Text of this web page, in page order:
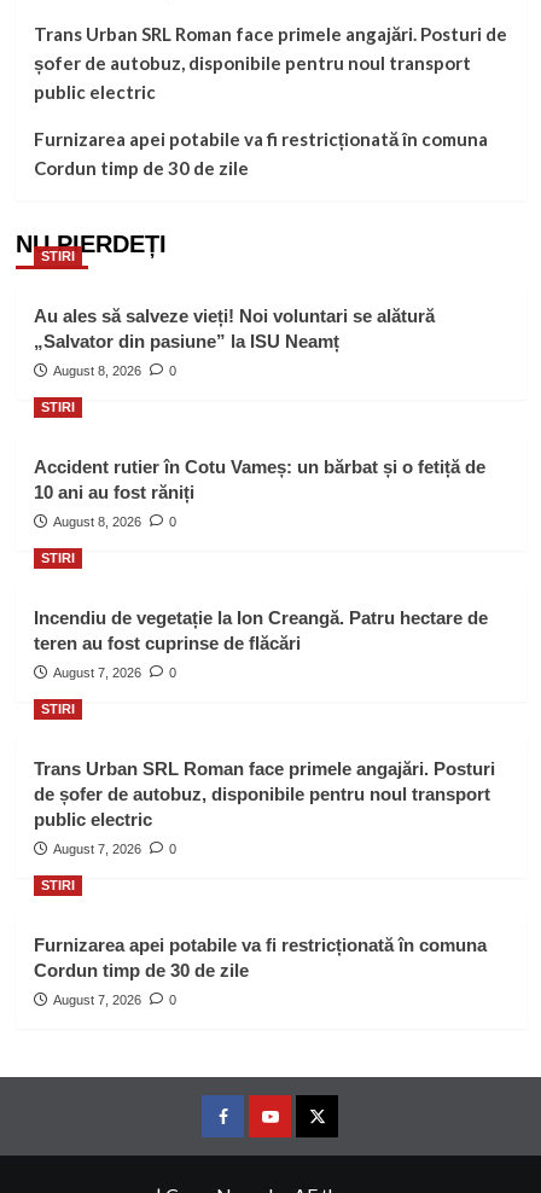
Trans Urban SRL Roman face primele angajări. Posturi de
șofer de autobuz, disponibile pentru noul transport
public electric
Furnizarea apei potabile va fi restricționată în comuna
Cordun timp de 30 de zile
NU PIERDEȚI
STIRI
Au ales să salveze vieți! Noi voluntari se alătură
„Salvator din pasiune” la ISU Neamț
August 8, 2026 0
STIRI
Accident rutier în Cotu Vameș: un bărbat și o fetiță de
10 ani au fost răniți
August 8, 2026 0
STIRI
Incendiu de vegetație la Ion Creangă. Patru hectare de
teren au fost cuprinse de flăcări
August 7, 2026 0
STIRI
Trans Urban SRL Roman face primele angajări. Posturi
de șofer de autobuz, disponibile pentru noul transport
public electric
August 7, 2026 0
STIRI
Furnizarea apei potabile va fi restricționată în comuna
Cordun timp de 30 de zile
August 7, 2026 0
FacebookYoutubeTwitter